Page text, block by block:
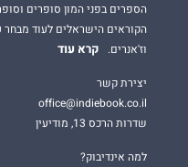
הספרים בפני המון סופרים
הקוראים הישראלים לעוד
וז'אנרים.
קרא עוד
יצירת קשר
office@indiebook.co.il
שדרות הרכס 13, מודיעין
למה אינדיבוק?